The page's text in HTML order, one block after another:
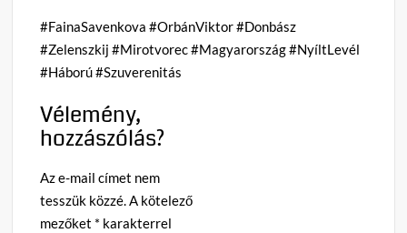
#FainaSavenkova #OrbánViktor #Donbász
#Zelenszkij #Mirotvorec #Magyarország #NyíltLevél
#Háború #Szuverenitás
Vélemény,
hozzászólás?
Az e-mail címet nem
tesszük közzé.A kötelező
mezőket * karakterrel